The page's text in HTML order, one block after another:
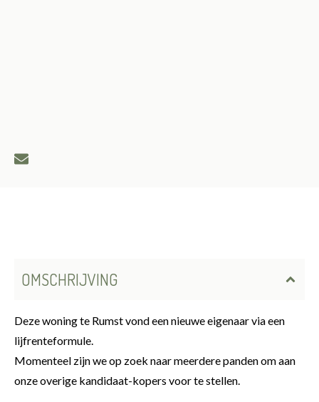
OMSCHRIJVING
Deze woning te Rumst vond een nieuwe eigenaar via een
lijfrenteformule.
Momenteel zijn we op zoek naar meerdere panden om aan
onze overige kandidaat-kopers voor te stellen.